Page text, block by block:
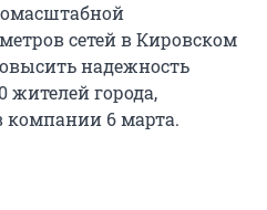
сетей в Кировском
надежность
жителей города,
компании 6 марта.